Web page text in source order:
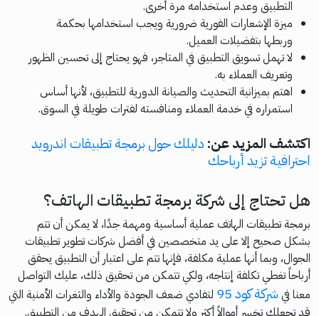
التطبيق وعدم استخدامه مرة أخرى.
ميزة الإشعارات الفورية ضرورية ويجب استخدامها بحكمة
وربطها بتفضيلات العميل.
لا تهمل تسويق التطبيق في المتاجر، فهو يحتاج إلى تحسين الظهور
وتعريف العملاء به.
اهتم بميزانية التحديث والصيانة الدورية للتطبيق، لأنها أساس
استمراره في خدمة العملاء ومنافسته لفترات طويلة في السوق.
اكتشف المزيد عن: دليلك حول برمجة تطبيقات اندرويد
احترافية تزيد أرباحك
هل تحتاج إلى شركة برمجة تطبيقات الهاتف؟
برمجة تطبيقات الهاتف عملية أساسية ومهمة جدًا، لا يمكن أن تتم
بشكل صحيح إلا على يد متخصصين في أفضل شركات تطوير تطبيقات
الجوال، وبما أنها عملية مكلفة، فإنها تتم على اعتبار أن التطبيق يحقق
أرباحاً تغطي تكلفة إنتاجه، ولكي تتمكن من تحقيق ذلك، عليك التواصل
معنا في شركة كود 95
لتفادي ضعف الجودة والأداء والثغرات الأمنية التي
قد تجعلك تخسر أموالاً أكثر ولا تتمكن من تحقيق الهدف من التطبيق.